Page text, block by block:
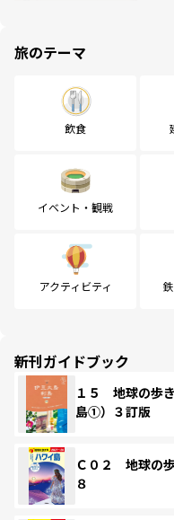
旅のテーマ
飲食
イベント・観戦
アクティビティ
新刊ガイドブック
１５ 地球の歩
島①）３訂版
Ｃ０２ 地球の
８